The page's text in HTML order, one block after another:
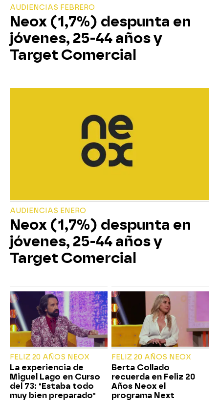
AUDIENCIAS FEBRERO
Neox (1,7%) despunta en
jóvenes, 25-44 años y
Target Comercial
AUDIENCIAS ENERO
Neox (1,7%) despunta en
jóvenes, 25-44 años y
Target Comercial
FELIZ 20 AÑOS NEOX
La experiencia de
Miguel Lago en Curso
del 73: "Estaba todo
muy bien preparado"
FELIZ 20 AÑOS NEOX
Berta Collado
recuerda en Feliz 20
Años Neox el
programa Next